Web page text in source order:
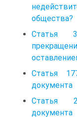
общества?
Статья
Статья
документа
Статья
документа